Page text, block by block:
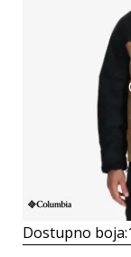
Dostupno boja: